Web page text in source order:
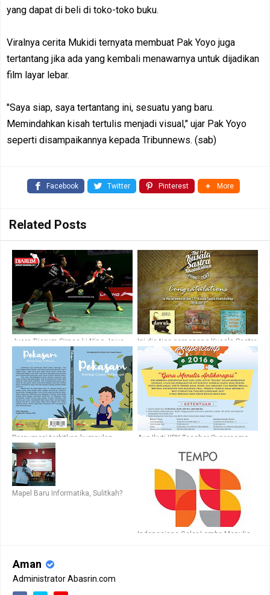
yang dapat di beli di toko-toko buku.
Viralnya cerita Mukidi ternyata membuat Pak Yoyo juga
tertantang jika ada yang kembali menawarnya untuk dijadikan
film layar lebar.
"Saya siap, saya tertantang ini, sesuatu yang baru.
Memindahkan kisah tertulis menjadi visual," ujar Pak Yoyo
seperti disampaikannya kepada Tribunnews. (sab)
Facebook Twitter Pinterest More
Related Posts
Juara Djarum-Sirnas Li-Ning Jawa
Tengah Open 2017, Siswa SMA
Pembangunan 2 Karangmojo Siap
Ikuti Malaysia International Youth
Ini dia tiga pemenang Kusala Sastra
Khatulistiwa 2017
Pergumapi terbitkan kumpulan
cerpen antikorupsi
Ayo Ikuti KPK Teacher Supercamp
Mapel Baru Informatika, Sulitkah?
Indonesiana Gelar Lomba Menulis
Aman
Administrator Abasrin.com